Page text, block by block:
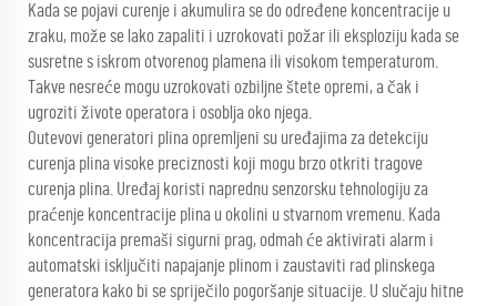
Kada se pojavi curenje i akumulira se do određene koncentracije u
zraku, može se lako zapaliti i uzrokovati požar ili eksploziju kada se
susretne s iskrom otvorenog plamena ili visokom temperaturom.
Takve nesreće mogu uzrokovati ozbiljne štete opremi, a čak i
ugroziti živote operatora i osoblja oko njega.
Outevovi generatori plina opremljeni su uređajima za detekciju
curenja plina visoke preciznosti koji mogu brzo otkriti tragove
curenja plina. Uređaj koristi naprednu senzorsku tehnologiju za
praćenje koncentracije plina u okolini u stvarnom vremenu. Kada
koncentracija premaši sigurni prag, odmah će aktivirati alarm i
automatski isključiti napajanje plinom i zaustaviti rad plinskega
generatora kako bi se spriječilo pogoršanje situacije. U slučaju hitne